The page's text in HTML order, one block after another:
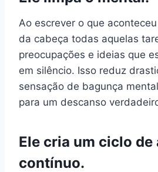
Ao escrever o que
da cabeça todas aquelas
preocupações e ideias que
em silêncio. Isso reduz
sensação de bagunça
para um descanso
Ele cria um ciclo de
contínuo.